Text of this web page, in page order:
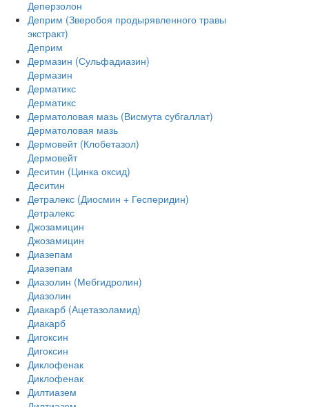
Деперзолон
Деприм (Зверобоя продырявленного травы
экстракт)
Деприм
Дермазин (Сульфадиазин)
Дермазин
Дерматикс
Дерматикс
Дерматоловая мазь (Висмута субгаллат)
Дерматоловая мазь
Дермовейт (Клобетазол)
Дермовейт
Деситин (Цинка оксид)
Деситин
Детралекс (Диосмин + Гесперидин)
Детралекс
Джозамицин
Джозамицин
Диазепам
Диазепам
Диазолин (Мебгидролин)
Диазолин
Диакарб (Ацетазоламид)
Диакарб
Дигоксин
Дигоксин
Диклофенак
Диклофенак
Дилтиазем